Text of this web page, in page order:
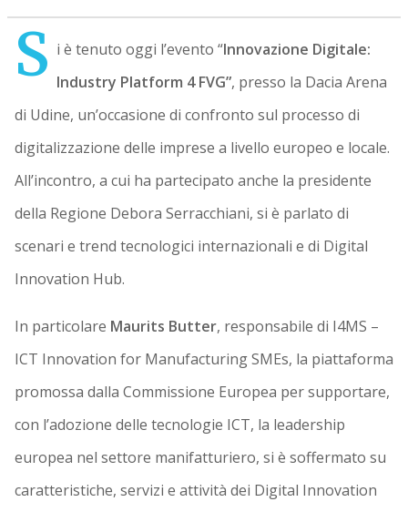
S i è tenuto oggi l’evento “Innovazione Digitale:
Industry Platform 4 FVG”, presso la Dacia Arena
di Udine, un’occasione di confronto sul processo di
digitalizzazione delle imprese a livello europeo e locale.
All’incontro, a cui ha partecipato anche la presidente
della Regione Debora Serracchiani, si è parlato di
scenari e trend tecnologici internazionali e di Digital
Innovation Hub.
In particolare Maurits Butter, responsabile di I4MS –
ICT Innovation for Manufacturing SMEs, la piattaforma
promossa dalla Commissione Europea per supportare,
con l’adozione delle tecnologie ICT, la leadership
europea nel settore manifatturiero, si è soffermato su
caratteristiche, servizi e attività dei Digital Innovation